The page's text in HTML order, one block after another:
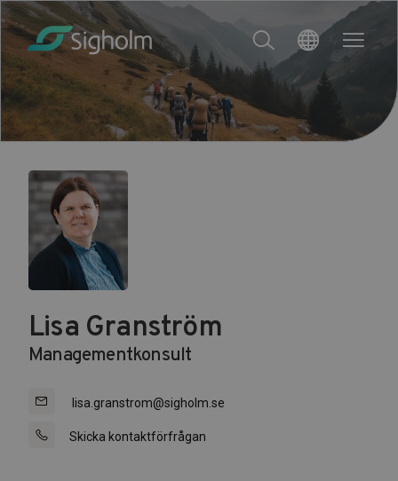
Lisa Granström
Managementkonsult
lisa.granstrom@sigholm.se
Skicka kontaktförfrågan